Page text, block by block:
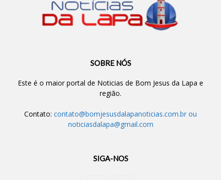
SOBRE NÓS
Este é o maior portal de Noticias de Bom Jesus da Lapa e
região.
Contato: contato@bomjesusdalapanoticias.com.br ou
noticiasdalapa@gmail.com
SIGA-NOS